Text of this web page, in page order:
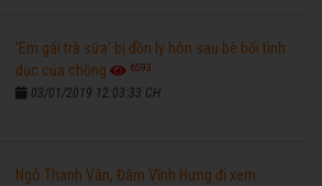
'Em gái trà sữa' bị đồn ly hôn sau bê bối tình
dục của chồng
6593
03/01/2019 12:03:33 CH
Ngô Thanh Vân, Đàm Vĩnh Hưng đi xem